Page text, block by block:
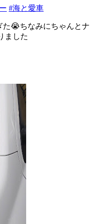
#海と愛車
た😭ちなみにちゃんとナ
ました